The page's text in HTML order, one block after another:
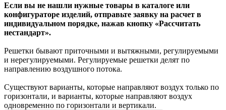
Если вы не нашли нужные товары в каталоге или
конфигураторе изделий, отправьте заявку на расчет в
индивидуальном порядке, нажав кнопку «Рассчитать
нестандарт».
Решетки бывают приточными и вытяжными, регулируемыми
и нерегулируемыми. Регулируемые решетки делят по
направлению воздушного потока.
Существуют варианты, которые направляют воздух только по
горизонтали, и варианты, которые направляют воздух
одновременно по горизонтали и вертикали.